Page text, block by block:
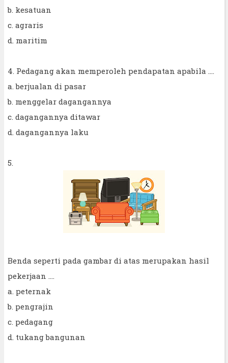
b. kesatuan
c. agraris
d. maritim
4. Pedagang akan memperoleh pendapatan apabila ….
a. berjualan di pasar
b. menggelar dagangannya
c. dagangannya ditawar
d. dagangannya laku
5.
Benda seperti pada gambar di atas merupakan hasil
pekerjaan ....
a. peternak
b. pengrajin
c. pedagang
d. tukang bangunan